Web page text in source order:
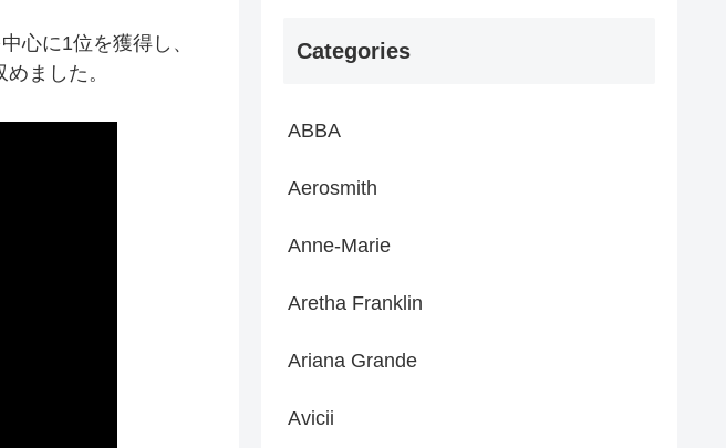
心に1位を獲得し、
ました。
Categories
ABBA
Aerosmith
Anne-Marie
Aretha Franklin
Ariana Grande
Avicii